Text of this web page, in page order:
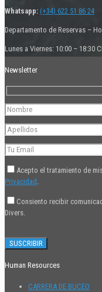
Whatsapp: (+34) 622 51 86 24
Departamento de Reservas –
Lunes a Viernes: 10:00 – 18:30
Newsletter
Acepto el tratamiento de
Privacidad
Consiento recibir
Divers.
Human Resources
CARRERA DE BUCEO